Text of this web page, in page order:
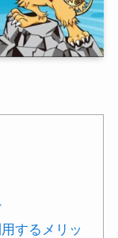
するメリッ